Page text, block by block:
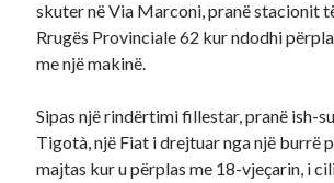
skuter në Via Marconi, pranë stacionit
Rrugës Provinciale 62 kur ndodhi
me një makinë.
Sipas një rindërtimi fillestar, pranë ish-
Tigotà, një Fiat i drejtuar nga një burrë
majtas kur u përplas me 18-vjeçarin, i